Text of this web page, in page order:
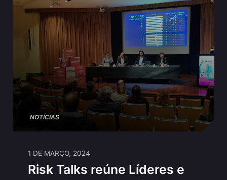
NOTÍCIAS
1 DE MARÇO, 2024
Risk Talks reúne Líderes e